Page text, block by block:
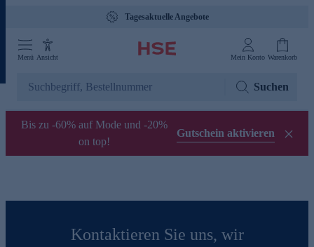
Tagesaktuelle Angebote
Menü Ansicht Mein Konto Warenkorb
Suchen
Bis zu -60% auf Mode und -20%
on top!
Gutschein aktivieren
Kontaktieren Sie uns, wir